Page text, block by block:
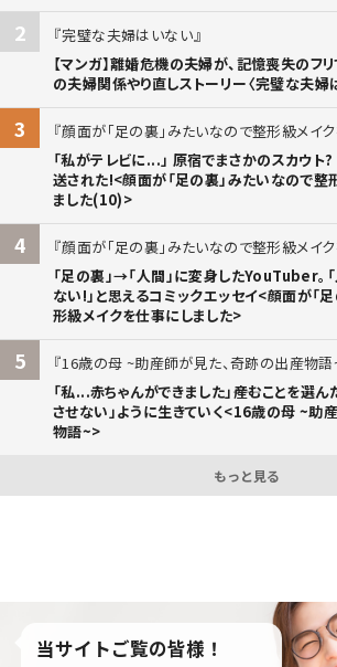
2
完璧な夫婦はいない
【マンガ】離婚危機の夫婦が、記憶喪失のフ
の夫婦関係やり直しストーリー〈完璧な夫婦
3
顔面が「足の裏」みたいなので整形級メイ
「私がテレビに...」 原宿でまさかのスカウ
送された!<顔面が「足の裏」みたいなので整
ました(10)>
4
顔面が「足の裏」みたいなので整形級メイ
「足の裏」→「人間」に変身したYouTuber。
ない!」と思えるコミックエッセイ<顔面が「
形級メイクを仕事にしました>
5
16歳の母 ~助産師が見た、奇跡の出産物語
「私...赤ちゃんができました」――産むことを選ん
させない」ように生きていく<16歳の母 ~助
物語~>
もっと見る
当サイトご覧の皆様！